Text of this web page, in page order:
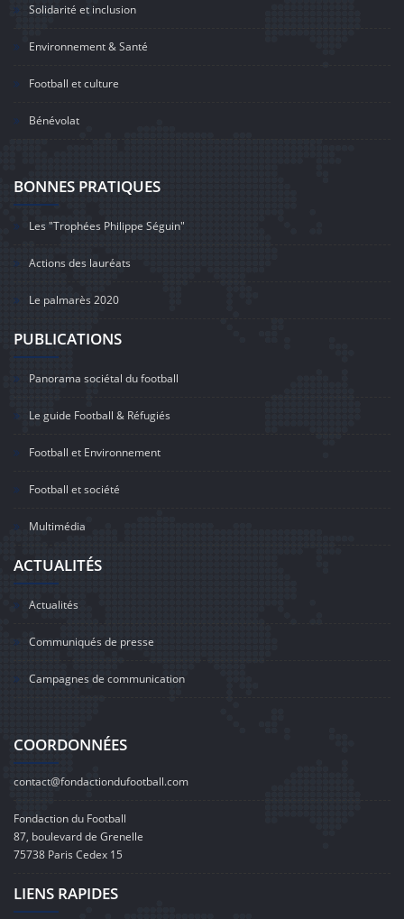
Solidarité et inclusion
Environnement & Santé
Football et culture
Bénévolat
BONNES PRATIQUES
Les "Trophées Philippe Séguin"
Actions des lauréats
Le palmarès 2020
PUBLICATIONS
Panorama sociétal du football
Le guide Football & Réfugiés
Football et Environnement
Football et société
Multimédia
ACTUALITÉS
Actualités
Communiqués de presse
Campagnes de communication
COORDONNÉES
contact@fondactiondufootball.com
Fondaction du Football
87, boulevard de Grenelle
75738 Paris Cedex 15
LIENS RAPIDES